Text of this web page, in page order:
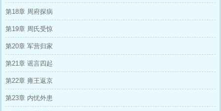
第18章 周府探病
第19章 周氏受惊
第20章 军营归家
第21章 谣言四起
第22章 雍王返京
第23章 内忧外患